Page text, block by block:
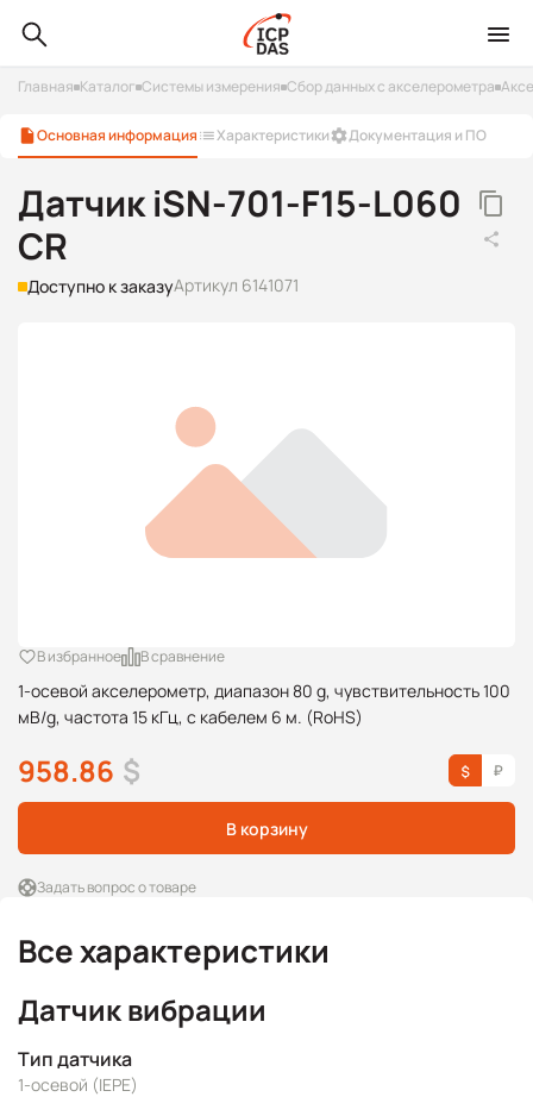
Главная Каталог Системы измерения Сбор данных с акселерометра
Основная информация Характеристики Документация и ПО
Датчик iSN-701-F15-L060
CR
Доступно к заказуАртикул 6141071
1-осевой акселерометр, диапазон 80 g, чувствительность 100
мВ/g, частота 15 кГц, с кабелем 6 м. (RoHS)
В избранное В сравнение
958.86 $
В корзину
Задать вопрос о товаре
Все характеристики
Датчик вибрации
Тип датчика
1-осевой (IEPE)